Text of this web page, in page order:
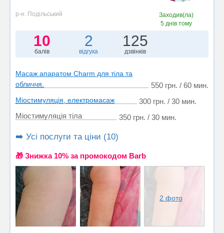
р-н. Подільський
Заходив(ла)
5 днів тому
10
балів
2
відгука
125
дзвінків
Масаж апаратом Charm для тіла та
обличчя.
550 грн. / 60 мин.
Міостимуляція, електромасаж
300 грн. / 30 мин.
Міостимуляція тіла
350 грн. / 30 мин.
➡️ Усі послуги та ціни (10)
🎁 Знижка 10% за промокодом Barb
2 фото